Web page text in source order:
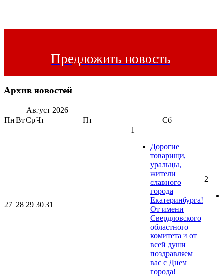
Предложить новость
Архив новостей
Август 2026
ПнВтСрЧт Пт Сб
27 28 29 3031
1
Дорогие
товарищи,
уральцы,
жители
славного
города
Екатеринбурга!
От имени
Свердловского
областного
комитета и от
всей души
поздравляем
вас с Днем
города!
2